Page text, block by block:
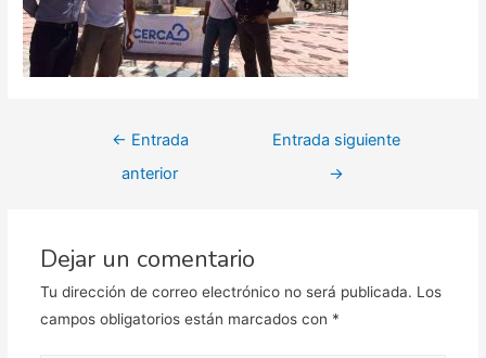
Navegación
← Entrada
anterior
Entrada siguiente
→
Dejar un comentario
Tu dirección de correo electrónico no será publicada. Los
campos obligatorios están marcados con *